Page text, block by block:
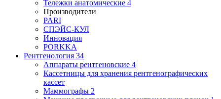
Тележки анатомические 4
Производители
PARI
СПЭЙС-КУЛ
Инновация
PORKKA
Рентгенология 34
Аппараты рентгеновские 4
Кассетницы для хранения рентгенографических
кассет
Маммографы 2